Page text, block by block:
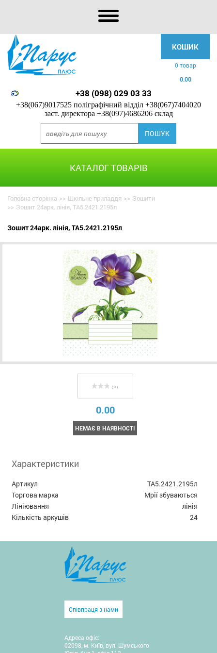
КОШИК
0 товар
0.00
+38 (098) 029 03 33
+38(067)9017525 поліграфічний відділ +38(067)7404020
заст. директора +38(097)4686206 склад
КАТАЛОГ ТОВАРІВ
Головна сторінка >> Шкільне приладдя >> Зошити
>> Зошит 24арк. лінія, ТА5.2421.2195л
Зошит 24арк. лінія, ТА5.2421.2195л
( 0 )
0.00
НЕМАЄ В НАЯВНОСТІ
Характеристики
Артикул
ТА5.2421.2195л
Торгова марка
Мрії збуваються
Лініювання
лінія
Кількість аркушів
24
Співпраця з нами
Адреса офіс:
02098, м. Київ, вул. Шумського